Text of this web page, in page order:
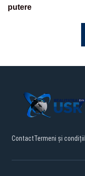
putere
ContactTermeni și condiții